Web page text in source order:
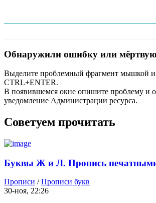
Обнаружили ошибку или
Выделите проблемный фрагмент мышкой
CTRL+ENTER.
В появившемся окне опишите проблему и
уведомление Администрации ресурса.
Советуем прочитать
Буквы Ж и Л. Пропись
Прописи /Прописи букв
30-ноя, 22:26